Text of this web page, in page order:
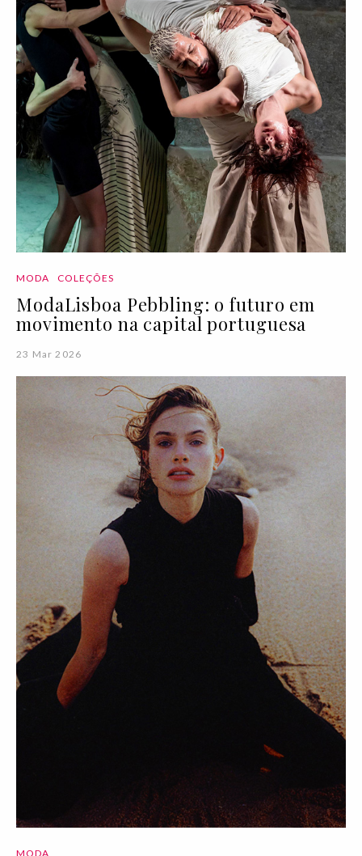
MODA COLEÇÕES
ModaLisboa Pebbling: o futuro em
movimento na capital portuguesa
23 Mar 2026
MODA